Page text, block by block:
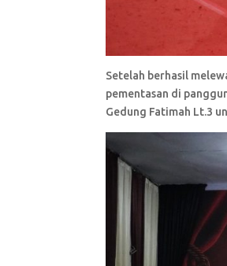
Setelah berhasil
pementasan di
Gedung Fatimah Lt.3